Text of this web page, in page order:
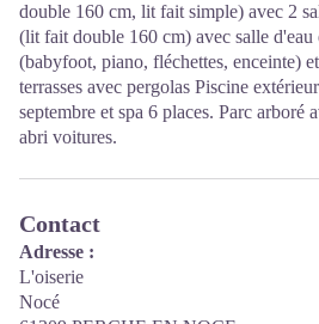
double 160 cm, lit fait simple) avec 2
(lit fait double 160 cm) avec salle
(babyfoot, piano, fléchettes, enceinte)
terrasses avec pergolas Piscine
septembre et spa 6 places. Parc arboré
abri voitures.
Contact
Adresse :
L'oiserie
Nocé